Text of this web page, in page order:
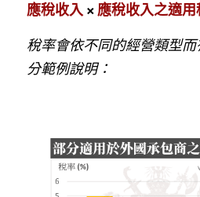
應稅收入 × 應稅收入之適用
稅率會依不同的經營類型
分範例說明：